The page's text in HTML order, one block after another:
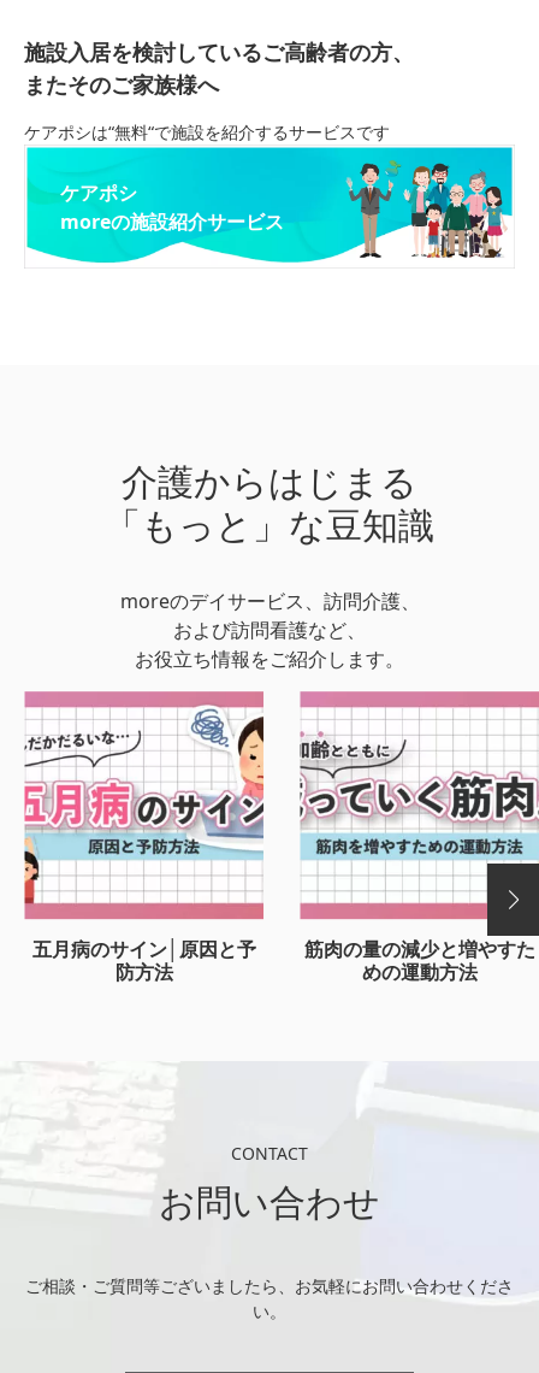
施設入居を検討しているご高齢者の方、
またそのご家族様へ
ケアポシは“無料“で施設を紹介するサービスです
ケアポシ
moreの施設紹介サービス
介護からはじまる
「もっと」な豆知識
moreのデイサービス、訪問介護、
および訪問看護など、
お役立ち情報をご紹介します。
五月病のサイン│原因と予
防方法
筋肉の量の減少と増やすた
めの運動方法
CONTACT
お問い合わせ
ご相談・ご質問等ございましたら、お気軽にお問い合わせくださ
い。